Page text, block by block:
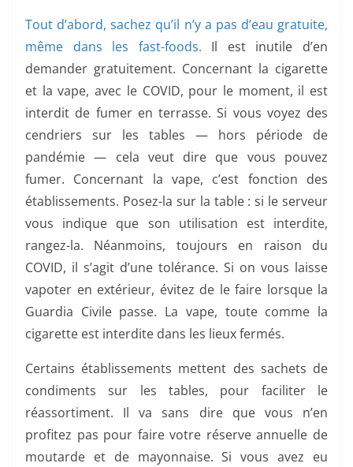
Tout d’abord, sachez qu’il n’y a pas d’eau gratuite,
même dans les fast-foods. Il est inutile d’en
demander gratuitement. Concernant la cigarette
et la vape, avec le COVID, pour le moment, il est
interdit de fumer en terrasse. Si vous voyez des
cendriers sur les tables — hors période de
pandémie — cela veut dire que vous pouvez
fumer. Concernant la vape, c’est fonction des
établissements. Posez-la sur la table : si le serveur
vous indique que son utilisation est interdite,
rangez-la. Néanmoins, toujours en raison du
COVID, il s’agit d’une tolérance. Si on vous laisse
vapoter en extérieur, évitez de le faire lorsque la
Guardia Civile passe. La vape, toute comme la
cigarette est interdite dans les lieux fermés.
Certains établissements mettent des sachets de
condiments sur les tables, pour faciliter le
réassortiment. Il va sans dire que vous n’en
profitez pas pour faire votre réserve annuelle de
moutarde et de mayonnaise. Si vous avez eu